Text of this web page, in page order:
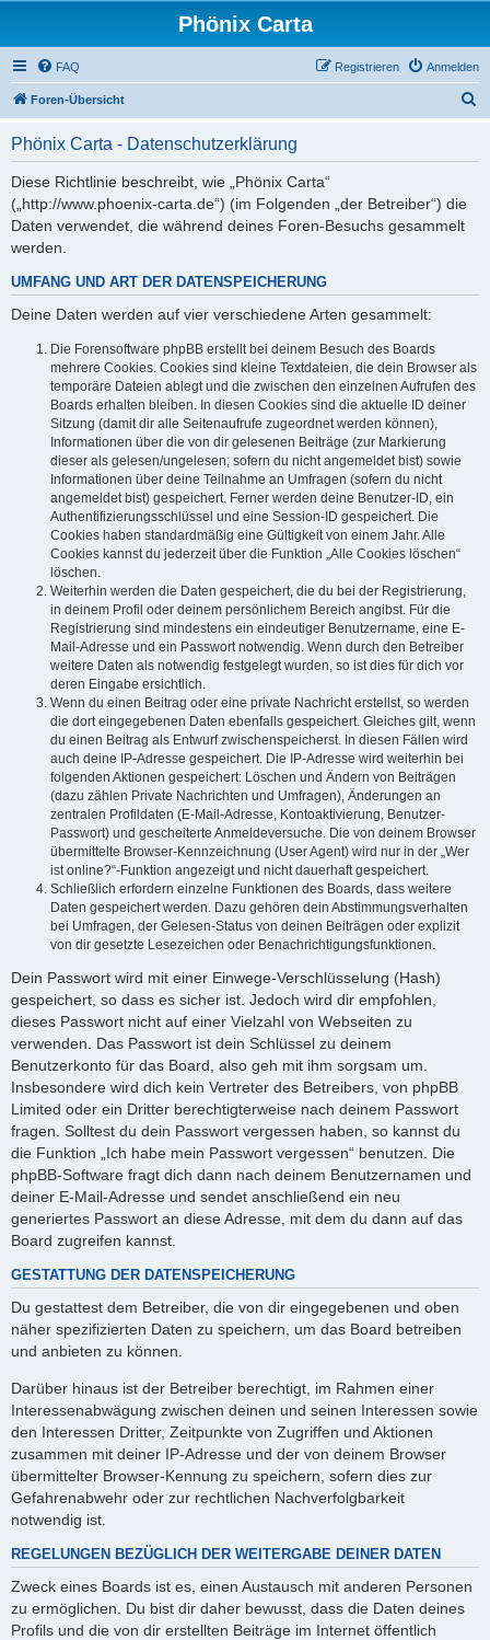
Phönix Carta
FAQ Anmelden
Registrieren
Foren-Übersicht
Phönix Carta - Datenschutzerklärung
Diese Richtlinie beschreibt, wie „Phönix Carta“
(„http://www.phoenix-carta.de“) (im Folgenden „der Betreiber“) die
Daten verwendet, die während deines Foren-Besuchs gesammelt
werden.
UMFANG UND ART DER DATENSPEICHERUNG
Deine Daten werden auf vier verschiedene Arten gesammelt:
Die Forensoftware phpBB erstellt bei deinem Besuch des Boards
mehrere Cookies. Cookies sind kleine Textdateien, die dein Browser als
temporäre Dateien ablegt und die zwischen den einzelnen Aufrufen des
Boards erhalten bleiben. In diesen Cookies sind die aktuelle ID deiner
Sitzung (damit dir alle Seitenaufrufe zugeordnet werden können),
Informationen über die von dir gelesenen Beiträge (zur Markierung
dieser als gelesen/ungelesen; sofern du nicht angemeldet bist) sowie
Informationen über deine Teilnahme an Umfragen (sofern du nicht
angemeldet bist) gespeichert. Ferner werden deine Benutzer-ID, ein
Authentifizierungsschlüssel und eine Session-ID gespeichert. Die
Cookies haben standardmäßig eine Gültigkeit von einem Jahr. Alle
Cookies kannst du jederzeit über die Funktion „Alle Cookies löschen“
löschen.
Weiterhin werden die Daten gespeichert, die du bei der Registrierung,
in deinem Profil oder deinem persönlichem Bereich angibst. Für die
Registrierung sind mindestens ein eindeutiger Benutzername, eine E-
Mail-Adresse und ein Passwort notwendig. Wenn durch den Betreiber
weitere Daten als notwendig festgelegt wurden, so ist dies für dich vor
deren Eingabe ersichtlich.
Wenn du einen Beitrag oder eine private Nachricht erstellst, so werden
die dort eingegebenen Daten ebenfalls gespeichert. Gleiches gilt, wenn
du einen Beitrag als Entwurf zwischenspeicherst. In diesen Fällen wird
auch deine IP-Adresse gespeichert. Die IP-Adresse wird weiterhin bei
folgenden Aktionen gespeichert: Löschen und Ändern von Beiträgen
(dazu zählen Private Nachrichten und Umfragen), Änderungen an
zentralen Profildaten (E-Mail-Adresse, Kontoaktivierung, Benutzer-
Passwort) und gescheiterte Anmeldeversuche. Die von deinem Browser
übermittelte Browser-Kennzeichnung (User Agent) wird nur in der „Wer
ist online?“-Funktion angezeigt und nicht dauerhaft gespeichert.
Schließlich erfordern einzelne Funktionen des Boards, dass weitere
Daten gespeichert werden. Dazu gehören dein Abstimmungsverhalten
bei Umfragen, der Gelesen-Status von deinen Beiträgen oder explizit
von dir gesetzte Lesezeichen oder Benachrichtigungsfunktionen.
Dein Passwort wird mit einer Einwege-Verschlüsselung (Hash)
gespeichert, so dass es sicher ist. Jedoch wird dir empfohlen,
dieses Passwort nicht auf einer Vielzahl von Webseiten zu
verwenden. Das Passwort ist dein Schlüssel zu deinem
Benutzerkonto für das Board, also geh mit ihm sorgsam um.
Insbesondere wird dich kein Vertreter des Betreibers, von phpBB
Limited oder ein Dritter berechtigterweise nach deinem Passwort
fragen. Solltest du dein Passwort vergessen haben, so kannst du
die Funktion „Ich habe mein Passwort vergessen“ benutzen. Die
phpBB-Software fragt dich dann nach deinem Benutzernamen und
deiner E-Mail-Adresse und sendet anschließend ein neu
generiertes Passwort an diese Adresse, mit dem du dann auf das
Board zugreifen kannst.
GESTATTUNG DER DATENSPEICHERUNG
Du gestattest dem Betreiber, die von dir eingegebenen und oben
näher spezifizierten Daten zu speichern, um das Board betreiben
und anbieten zu können.
Darüber hinaus ist der Betreiber berechtigt, im Rahmen einer
Interessenabwägung zwischen deinen und seinen Interessen sowie
den Interessen Dritter, Zeitpunkte von Zugriffen und Aktionen
zusammen mit deiner IP-Adresse und der von deinem Browser
übermittelter Browser-Kennung zu speichern, sofern dies zur
Gefahrenabwehr oder zur rechtlichen Nachverfolgbarkeit
notwendig ist.
REGELUNGEN BEZÜGLICH DER WEITERGABE DEINER DATEN
Zweck eines Boards ist es, einen Austausch mit anderen Personen
zu ermöglichen. Du bist dir daher bewusst, dass die Daten deines
Profils und die von dir erstellten Beiträge im Internet öffentlich